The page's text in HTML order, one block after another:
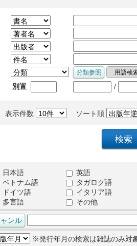
別置 /
表示件数 ソート順
日本語
英語
ベトナム語
タガログ語
ドイツ語
イタリア語
多言語
その他
※発行年月の検索は雑誌のみ対